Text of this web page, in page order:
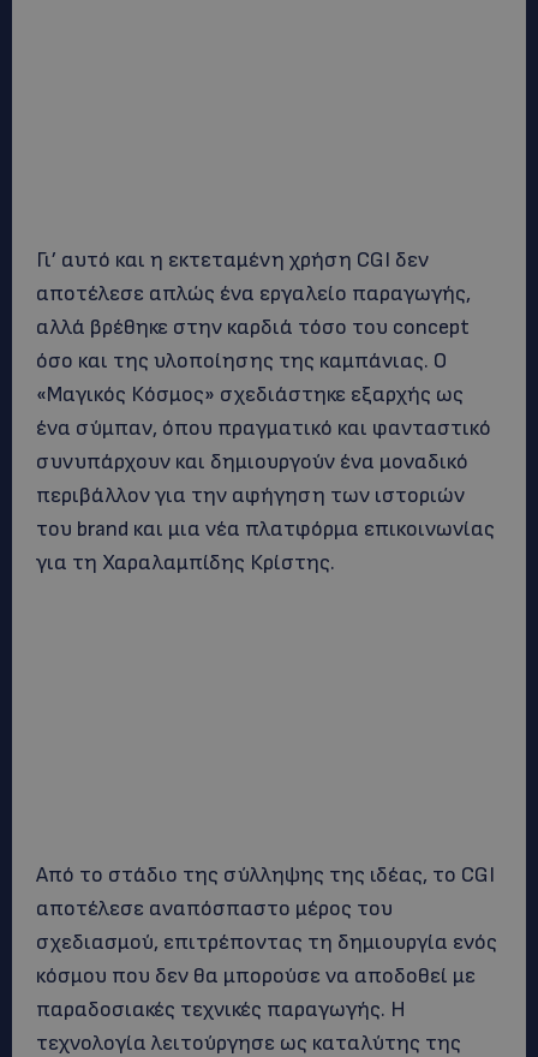
Γι’ αυτό και η εκτεταμένη χρήση CGI δεν
αποτέλεσε απλώς ένα εργαλείο παραγωγής,
αλλά βρέθηκε στην καρδιά τόσο του concept
όσο και της υλοποίησης της καμπάνιας. Ο
«Μαγικός Κόσμος» σχεδιάστηκε εξαρχής ως
ένα σύμπαν, όπου πραγματικό και φανταστικό
συνυπάρχουν και δημιουργούν ένα μοναδικό
περιβάλλον για την αφήγηση των ιστοριών
του brand και μια νέα πλατφόρμα επικοινωνίας
για τη Χαραλαμπίδης Κρίστης.
Από το στάδιο της σύλληψης της ιδέας, το CGI
αποτέλεσε αναπόσπαστο μέρος του
σχεδιασμού, επιτρέποντας τη δημιουργία ενός
κόσμου που δεν θα μπορούσε να αποδοθεί με
παραδοσιακές τεχνικές παραγωγής. Η
τεχνολογία λειτούργησε ως καταλύτης της